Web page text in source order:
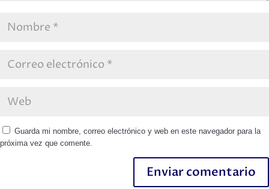
Guarda mi nombre, correo electrónico y web en este navegador para la
próxima vez que comente.